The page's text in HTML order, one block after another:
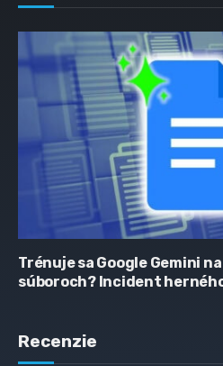
Trénuje sa Google Gemini
súboroch? Incident
Recenzie